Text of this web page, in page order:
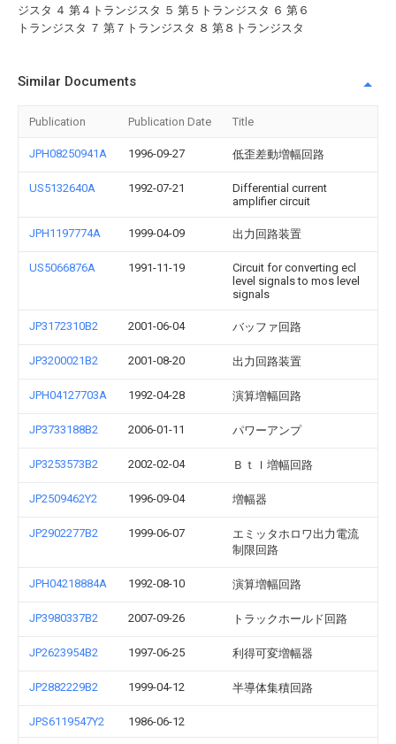
ジスタ ４ 第４トランジスタ ５ 第５トランジスタ ６ 第６
トランジスタ ７ 第７トランジスタ ８ 第８トランジスタ
Similar Documents
Publication Publication Date Title
JPH08250941A 1996-09-27 低歪差動増幅回路
US5132640A 1992-07-21
Differential current
amplifier circuit
JPH1197774A 1999-04-09 出力回路装置
US5066876A 1991-11-19
Circuit for converting ecl
level signals to mos level
signals
JP3172310B2 2001-06-04 バッファ回路
JP3200021B2 2001-08-20 出力回路装置
JPH04127703A 1992-04-28 演算増幅回路
JP3733188B2 2006-01-11 パワーアンプ
JP3253573B2 2002-02-04 Ｂｔｌ増幅回路
JP2509462Y2 1996-09-04 増幅器
JP2902277B2 1999-06-07
エミッタホロワ出力電流
制限回路
JPH04218884A 1992-08-10 演算増幅回路
JP3980337B2 2007-09-26 トラックホールド回路
JP2623954B2 1997-06-25 利得可変増幅器
JP2882229B2 1999-04-12 半導体集積回路
JPS6119547Y2 1986-06-12